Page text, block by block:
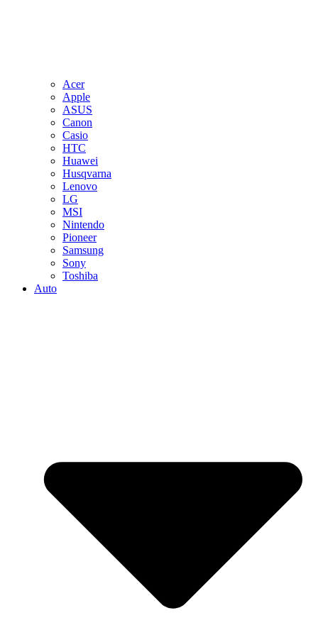
Acer
Apple
ASUS
Canon
Casio
HTC
Huawei
Husqvarna
Lenovo
LG
MSI
Nintendo
Pioneer
Samsung
Sony
Toshiba
Auto